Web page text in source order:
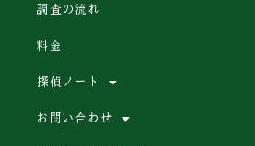
調査の流れ
料金
探偵ノート
お問い合わせ